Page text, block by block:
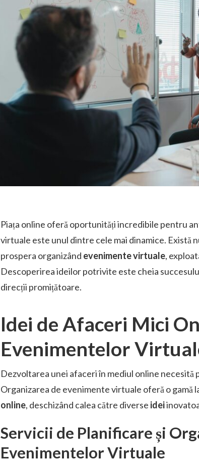
Piața online oferă oportunități incredibile pentru
virtuale este unul dintre cele mai dinamice. Există
prospera organizând evenimente virtuale,
Descoperirea ideilor potrivite este cheia
direcții promițătoare.
Idei de Afaceri Mici
Evenimentelor
Dezvoltarea unei afaceri în mediul online necesită
Organizarea de evenimente virtuale oferă o gamă
online, deschizând calea către diverse idei
Servicii de Planificare și
Evenimentelor Virtuale